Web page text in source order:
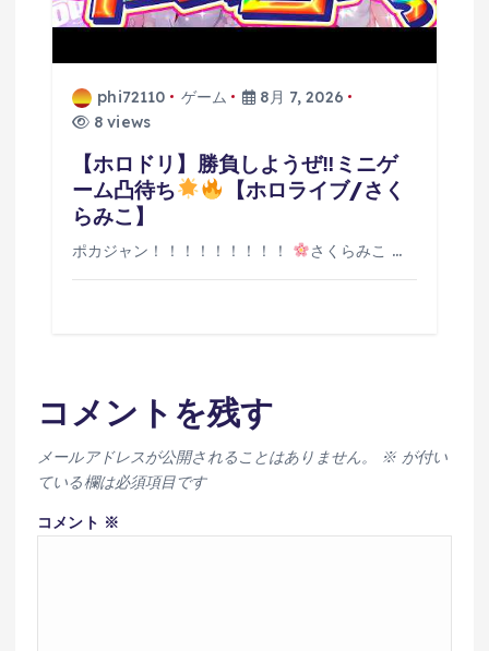
phi72110 ゲーム
8月 7, 2026
8 views
【ホロドリ】勝負しようぜ‼ミニゲ
ーム凸待ち
【ホロライブ/さく
らみこ】
ポカジャン！！！！！！！！！ さくらみこ …
コメントを残す
メールアドレスが公開されることはありません。 ※が付い
ている欄は必須項目です
コメント ※